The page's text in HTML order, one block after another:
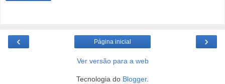
‹ ›
Página inicial
Ver versão para a web
Tecnologia do Blogger.